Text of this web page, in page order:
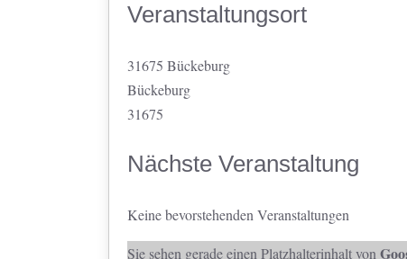
Veranstaltungsort
31675 Bückeburg
Bückeburg
31675
Nächste Veranstaltung
Keine bevorstehenden Veranstaltungen
Sie sehen gerade einen Platzhalterinhalt von